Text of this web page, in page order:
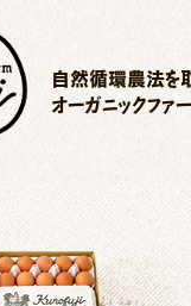
自然循環農法を
オーガニックファ